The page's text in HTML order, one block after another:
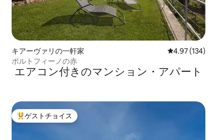
キアーヴァリの一軒家 レビュー134
4.97 (134)
ポルトフィーノの赤
エアコン付きのマンション・アパート
大好評のゲストチョイスです。
ゲストチョイス